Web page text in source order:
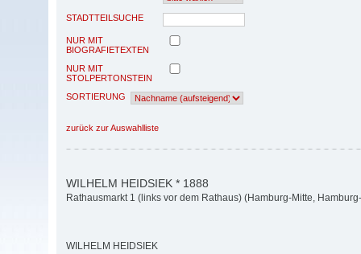
STADTTEILSUCHE
NUR MIT
BIOGRAFIETEXTEN
NUR MIT
STOLPERTONSTEIN
SORTIERUNG
zurück zur Auswahlliste
WILHELM HEIDSIEK * 1888
Rathausmarkt 1 (links vor dem Rathaus) (Hamburg-Mitte,
WILHELM HEIDSIEK